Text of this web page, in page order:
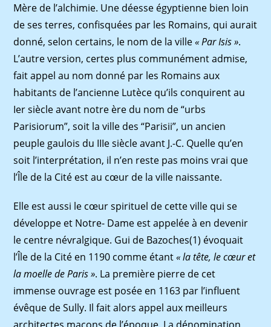
Mère de l’alchimie. Une déesse égyptienne bien loin
de ses terres, confisquées par les Romains, qui aurait
donné, selon certains, le nom de la ville« Par Isis ».
L’autre version, certes plus communément admise,
fait appel au nom donné par les Romains aux
habitants de l’ancienne Lutèce qu’ils conquirent au
Ier siècle avant notre ère du nom de “urbs
Parisiorum”, soit la ville des “Parisii”, un ancien
peuple gaulois du IIIe siècle avant J.-C. Quelle qu’en
soit l’interprétation, il n’en reste pas moins vrai que
l’Île de la Cité est au cœur de la ville naissante.
Elle est aussi le cœur spirituel de cette ville qui se
développe et Notre- Dame est appelée à en devenir
le centre névralgique. Gui de Bazoches(1) évoquait
l’Île de la Cité en 1190 comme étant« la tête, le cœur et
la moelle de Paris ». La première pierre de cet
immense ouvrage est posée en 1163 par l’influent
évêque de Sully. Il fait alors appel aux meilleurs
architectes maçons de l’époque. La dénomination